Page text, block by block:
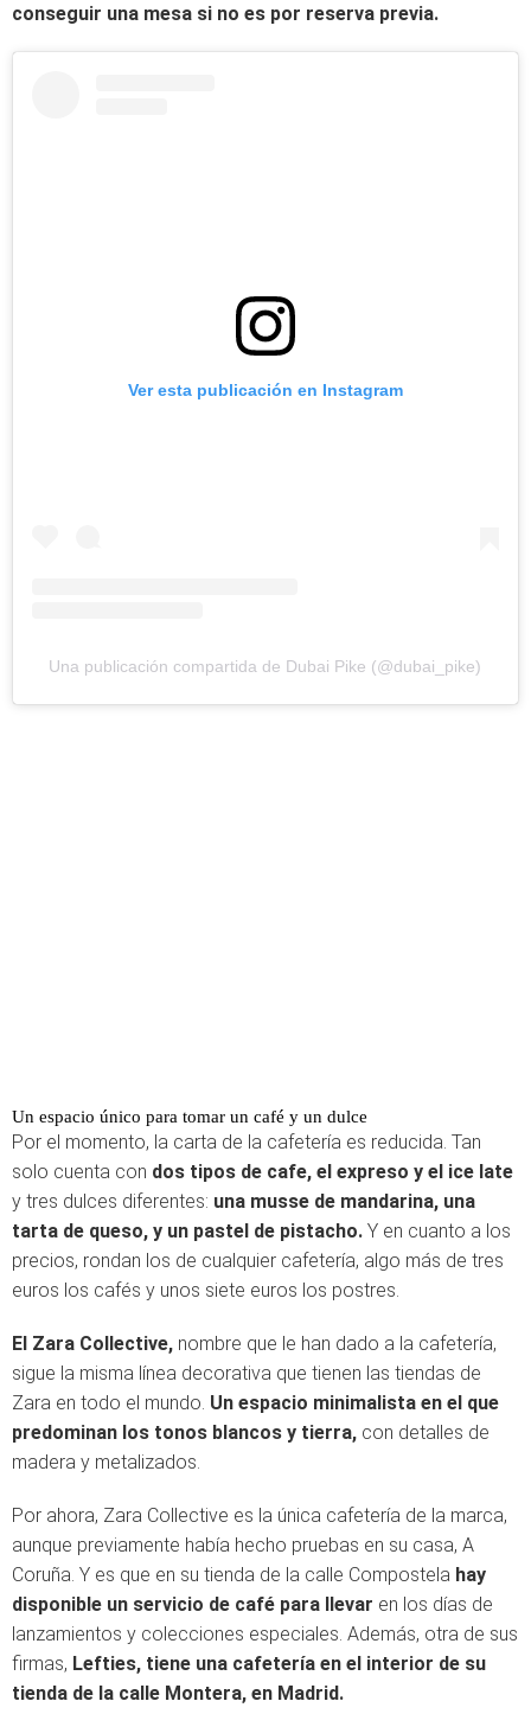
conseguir una mesa si no es por reserva previa.
Ver esta publicación en Instagram
Una publicación compartida de Dubai Pike (@dubai_pike)
Un espacio único para tomar un café y un dulce
Por el momento, la carta de la cafetería es reducida. Tan
solo cuenta con dos tipos de cafe, el expreso y el ice late
y tres dulces diferentes: una musse de mandarina, una
tarta de queso, y un pastel de pistacho. Y en cuanto a los
precios, rondan los de cualquier cafetería, algo más de tres
euros los cafés y unos siete euros los postres.
El Zara Collective, nombre que le han dado a la cafetería,
sigue la misma línea decorativa que tienen las tiendas de
Zara en todo el mundo. Un espacio minimalista en el que
predominan los tonos blancos y tierra, con detalles de
madera y metalizados.
Por ahora, Zara Collective es la única cafetería de la marca,
aunque previamente había hecho pruebas en su casa, A
Coruña. Y es que en su tienda de la calle Compostela hay
disponible un servicio de café para llevar en los días de
lanzamientos y colecciones especiales. Además, otra de sus
firmas, Lefties, tiene una cafetería en el interior de su
tienda de la calle Montera, en Madrid.